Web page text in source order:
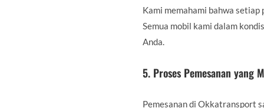
Kami memahami bahwa
Semua mobil kami dalam
Anda.
5. Proses Pemesanan yang
Pemesanan di Okkatransport